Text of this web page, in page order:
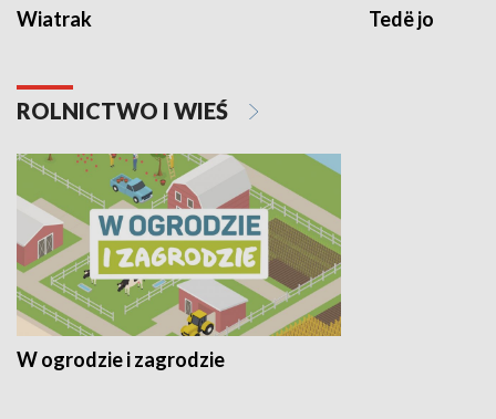
Wiatrak Tedë jo
ROLNICTWO I WIEŚ
W ogrodzie i zagrodzie